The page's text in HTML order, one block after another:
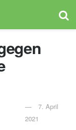
7. April
2021